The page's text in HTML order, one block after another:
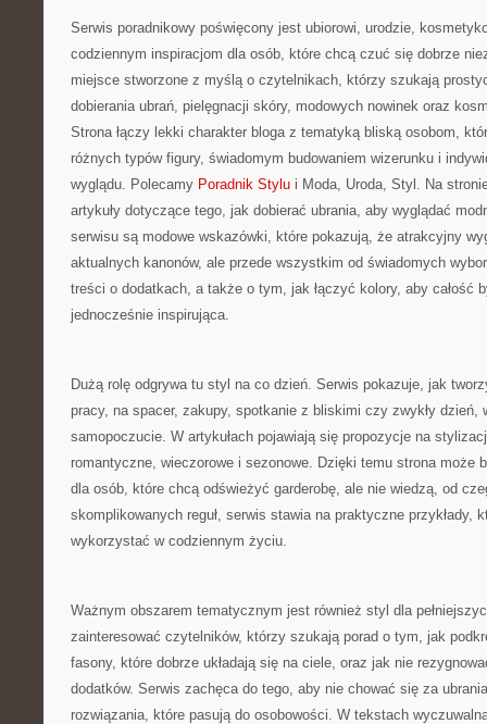
Serwis poradnikowy poświęcony jest ubiorowi, urodzie,
codziennym inspiracjom dla osób, które chcą czuć się dobrze
miejsce stworzone z myślą o czytelnikach, którzy szukają
dobierania ubrań, pielęgnacji skóry, modowych nowinek oraz
Strona łączy lekki charakter bloga z tematyką bliską osobom,
różnych typów figury, świadomym budowaniem wizerunku i
wyglądu. Polecamy Poradnik Stylu i Moda, Uroda, Styl. Na
artykuły dotyczące tego, jak dobierać ubrania, aby wyglądać
serwisu są modowe wskazówki, które pokazują, że atrakcyjny
aktualnych kanonów, ale przede wszystkim od świadomych
treści o dodatkach, a także o tym, jak łączyć kolory, aby całość
jednocześnie inspirująca.
Dużą rolę odgrywa tu styl na co dzień. Serwis pokazuje, jak
pracy, na spacer, zakupy, spotkanie z bliskimi czy zwykły dzień,
samopoczucie. W artykułach pojawiają się propozycje na
romantyczne, wieczorowe i sezonowe. Dzięki temu strona może
dla osób, które chcą odświeżyć garderobę, ale nie wiedzą, od
skomplikowanych reguł, serwis stawia na praktyczne przykłady,
wykorzystać w codziennym życiu.
Ważnym obszarem tematycznym jest również styl dla
zainteresować czytelników, którzy szukają porad o tym, jak
fasony, które dobrze układają się na ciele, oraz jak nie
dodatków. Serwis zachęca do tego, aby nie chować się za
rozwiązania, które pasują do osobowości. W tekstach